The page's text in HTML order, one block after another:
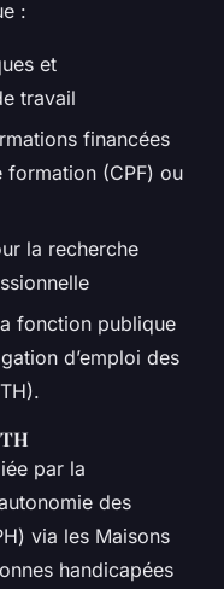
:
et
travail
financées
formation (CPF) ou
la recherche
fonction publique
d’emploi des
par la
des
via les Maisons
handicapées